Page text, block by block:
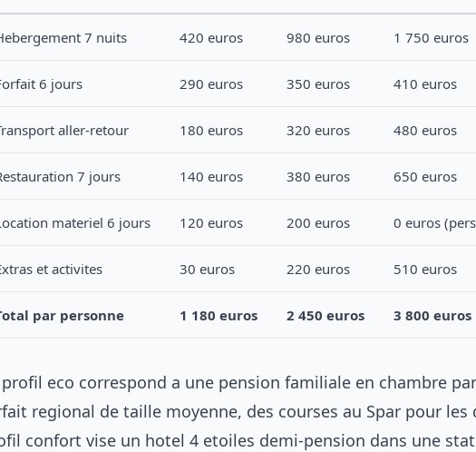
7 nuits 420 euros 980 euros 1 750 euros
6 jours 290 euros 350 euros 410 euros
aller-retour 180 euros 320 euros 480 euros
7 jours 140 euros 380 euros 650 euros
materiel 6 jours 120 euros 200 euros 0 euros
et activites 30 euros 220 euros 510 euros
par personne 1 180 euros 2 450 euros 3 800 euros
profil eco correspond a une pension familiale en chambre
regional de taille moyenne, des courses au Spar pour les
confort vise un hotel 4 etoiles demi-pension dans une